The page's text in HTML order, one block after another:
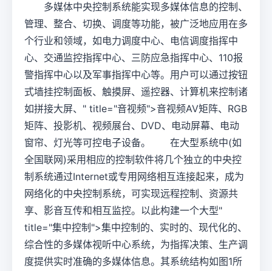
多媒体中央控制系统能实现多媒体信息的控制、
管理、整合、切换、调度等功能，被广泛地应用在多
个行业和领域，如电力调度中心、电信调度指挥中
心、交通监控指挥中心、三防应急指挥中心、110报
警指挥中心以及军事指挥中心等。用户可以通过按钮
式墙挂控制面板、触摸屏、遥控器、计算机来控制诸
如拼接大屏、" title="音视频">音视频AV矩阵、RGB
矩阵、投影机、视频展台、DVD、电动屏幕、电动
窗帘、灯光等可控电子设备。 在大型系统中(如
全国联网)采用相应的控制软件将几个独立的中央控
制系统通过Internet或专用网络相互连接起来，成为
网络化的中央控制系统，可实现远程控制、资源共
享、影音互传和相互监控。以此构建一个大型"
title="集中控制">集中控制的、实时的、现代化的、
综合性的多媒体视听中心系统，为指挥决策、生产调
度提供实时准确的多媒体信息。其系统结构如图1所